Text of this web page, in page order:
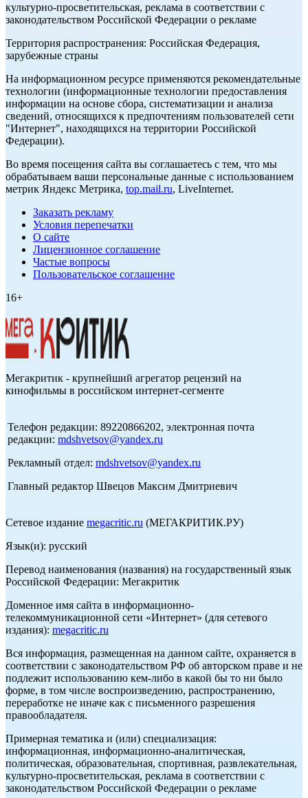
культурно-просветительская, реклама в соответствии с
законодательством Российской Федерации о рекламе
Территория распространения: Российская Федерация,
зарубежные страны
На информационном ресурсе применяются рекомендательные
технологии (информационные технологии предоставления
информации на основе сбора, систематизации и анализа
сведений, относящихся к предпочтениям пользователей сети
"Интернет", находящихся на территории Российской
Федерации).
Во время посещения сайта вы соглашаетесь с тем, что мы
обрабатываем ваши персональные данные с использованием
метрик Яндекс Метрика, top.mail.ru, LiveInternet.
Заказать рекламу
Условия перепечатки
О сайте
Лицензионное соглашение
Частые вопросы
Пользовательское соглашение
16+
Мегакритик - крупнейший агрегатор рецензий на
кинофильмы в российском интернет-сегменте
Телефон редакции: 89220866202, электронная почта
редакции: mdshvetsov@yandex.ru
Рекламный отдел: mdshvetsov@yandex.ru
Главный редактор Швецов Максим Дмитриевич
Сетевое издание megacritic.ru (МЕГАКРИТИК.РУ)
Язык(и): русский
Перевод наименования (названия) на государственный язык
Российской Федерации: Мегакритик
Доменное имя сайта в информационно-
телекоммуникационной сети «Интернет» (для сетевого
издания): megacritic.ru
Вся информация, размещенная на данном сайте, охраняется в
соответствии с законодательством РФ об авторском праве и не
подлежит использованию кем-либо в какой бы то ни было
форме, в том числе воспроизведению, распространению,
переработке не иначе как с письменного разрешения
правообладателя.
Примерная тематика и (или) специализация:
информационная, информационно-аналитическая,
политическая, образовательная, спортивная, развлекательная,
культурно-просветительская, реклама в соответствии с
законодательством Российской Федерации о рекламе